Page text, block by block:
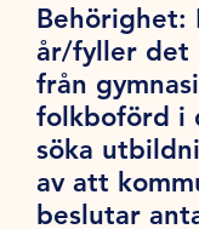
Behörighet:
år/fyller det
från
folkboförd i
söka
av att
beslutar